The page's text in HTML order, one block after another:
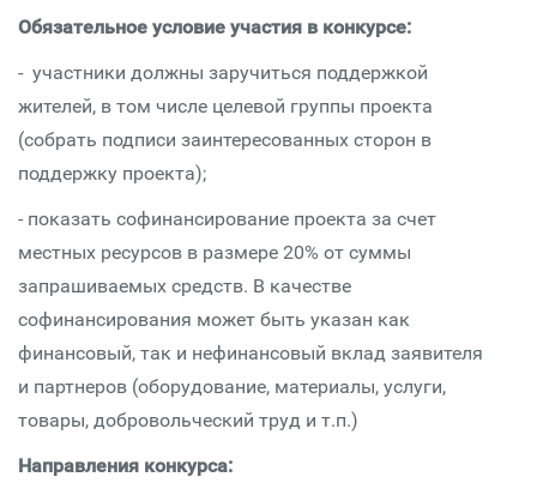
Обязательное условие участия в конкурсе:
- участники должны заручиться поддержкой
жителей, в том числе целевой группы проекта
(собрать подписи заинтересованных сторон в
поддержку проекта);
- показать софинансирование проекта за счет
местных ресурсов в размере 20% от суммы
запрашиваемых средств. В качестве
софинансирования может быть указан как
финансовый, так и нефинансовый вклад заявителя
и партнеров (оборудование, материалы, услуги,
товары, добровольческий труд и т.п.)
Направления конкурса: